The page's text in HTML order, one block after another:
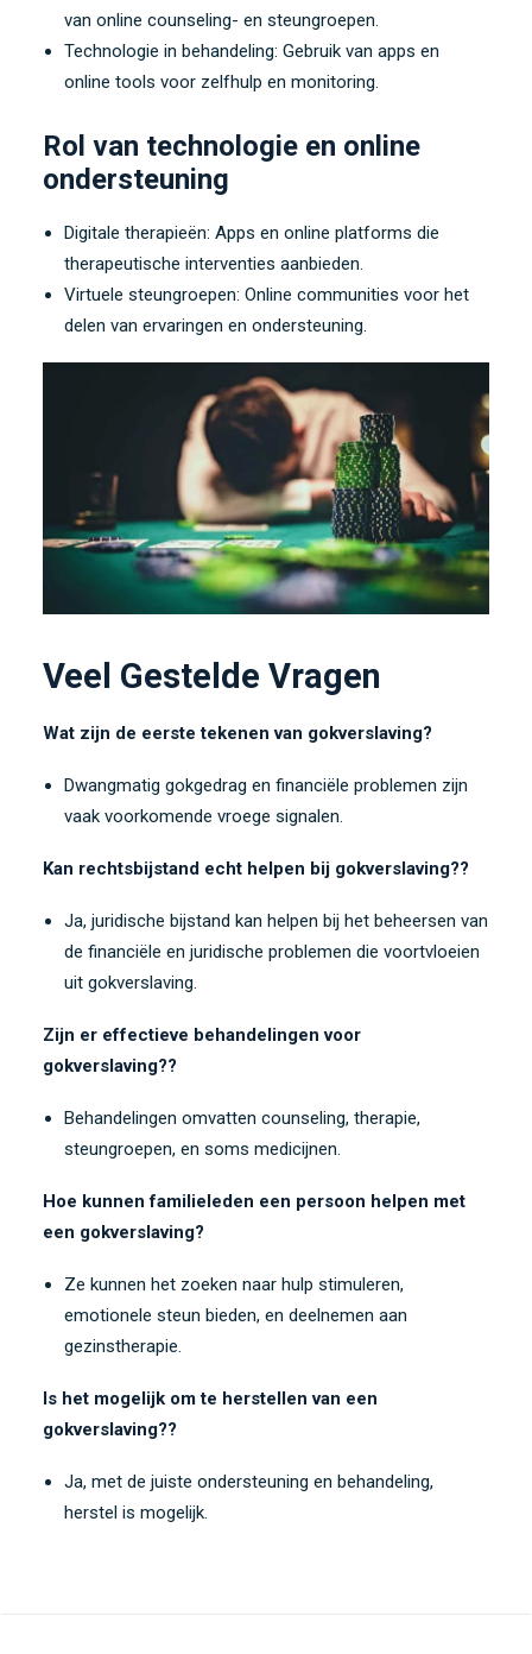
van online counseling- en steungroepen.
Technologie in behandeling: Gebruik van apps en
online tools voor zelfhulp en monitoring.
Rol van technologie en online
ondersteuning
Digitale therapieën: Apps en online platforms die
therapeutische interventies aanbieden.
Virtuele steungroepen: Online communities voor het
delen van ervaringen en ondersteuning.
Veel Gestelde Vragen
Wat zijn de eerste tekenen van gokverslaving?
Dwangmatig gokgedrag en financiële problemen zijn
vaak voorkomende vroege signalen.
Kan rechtsbijstand echt helpen bij gokverslaving??
Ja, juridische bijstand kan helpen bij het beheersen van
de financiële en juridische problemen die voortvloeien
uit gokverslaving.
Zijn er effectieve behandelingen voor
gokverslaving??
Behandelingen omvatten counseling, therapie,
steungroepen, en soms medicijnen.
Hoe kunnen familieleden een persoon helpen met
een gokverslaving?
Ze kunnen het zoeken naar hulp stimuleren,
emotionele steun bieden, en deelnemen aan
gezinstherapie.
Is het mogelijk om te herstellen van een
gokverslaving??
Ja, met de juiste ondersteuning en behandeling,
herstel is mogelijk.